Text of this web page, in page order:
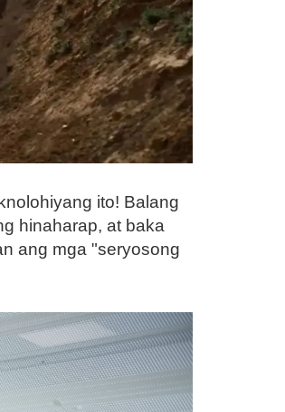
ito! Balang
hinaharap, at baka
ang mga "seryosong